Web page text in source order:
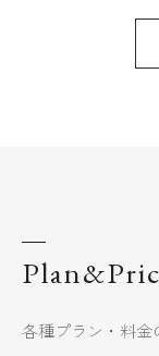
各種プラン・料金